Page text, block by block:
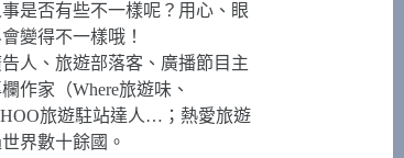
是否有些不一樣呢？用心、眼
變得不一樣哦！
人、旅遊部落客、廣播節目主
作家（Where旅遊味、
旅遊駐站達人…；熱愛旅遊
界數十餘國。